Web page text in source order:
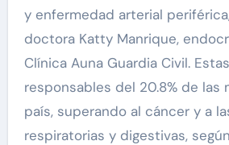
y enfermedad arterial
doctora Katty Manrique,
Clínica Auna Guardia Civil.
responsables del 20.8% de las
país, superando al cáncer y a
respiratorias y digestivas,